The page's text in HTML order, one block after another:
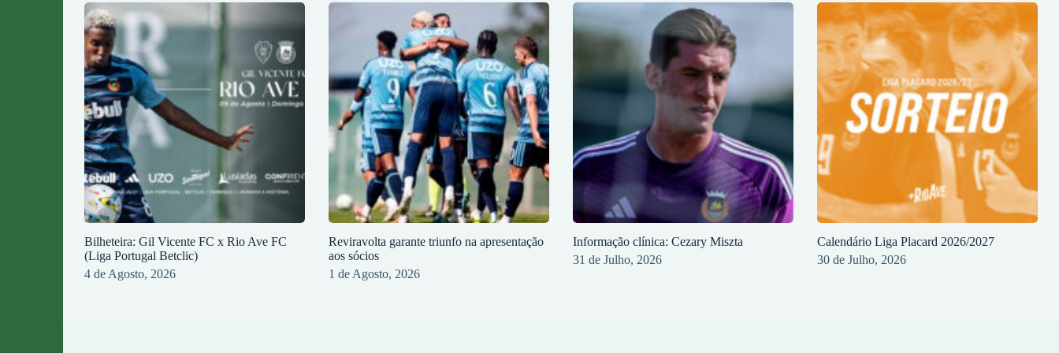
Bilheteira: Gil Vicente FC x Rio Ave FC
(Liga Portugal Betclic)
4 de Agosto, 2026
Reviravolta garante triunfo na apresentação
aos sócios
1 de Agosto, 2026
Informação clínica: Cezary Miszta
31 de Julho, 2026
Calendário Liga Placard 2026/2027
30 de Julho, 2026